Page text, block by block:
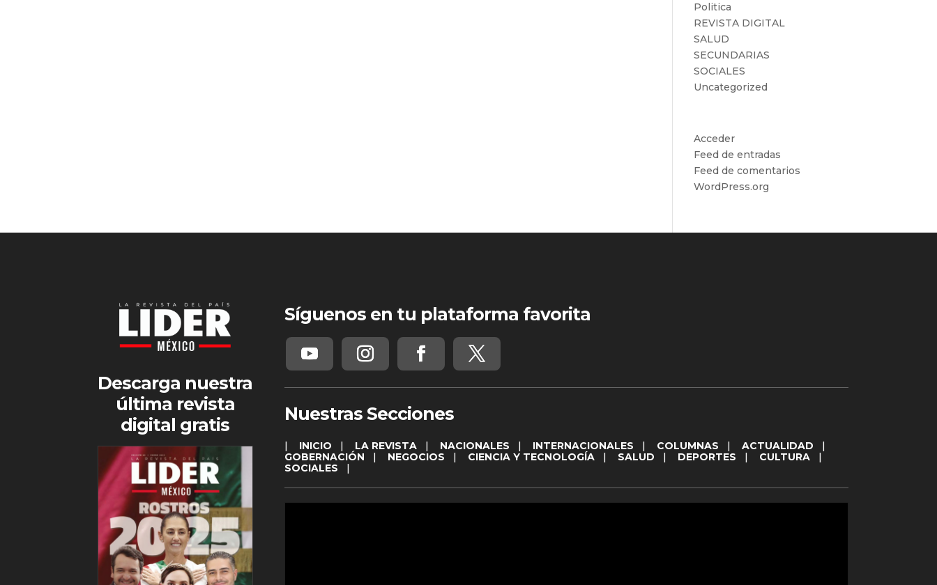
Politica
REVISTA DIGITAL
SALUD
SECUNDARIAS
SOCIALES
Uncategorized
Acceder
Feed de entradas
Feed de comentarios
WordPress.org
Descarga nuestra
última revista
digital gratis
Síguenos en tu plataforma favorita
Nuestras Secciones
INICIO LA REVISTA| NACIONALES INTERNACIONALES COLUMNAS ACTUALIDAD
GOBERNACIÓN
NEGOCIOS CIENCIA Y TECNOLOGÍA| SALUD DEPORTES CULTURA|
SOCIALES